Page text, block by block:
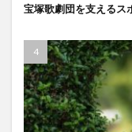
宝塚歌劇団を支えるス